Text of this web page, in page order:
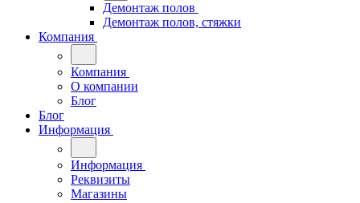
Демонтаж полов
Демонтаж полов, стяжки
Компания
Компания
О компании
Блог
Блог
Информация
Информация
Реквизиты
Магазины